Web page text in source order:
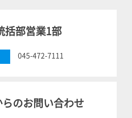
括部営業1部
045-472-7111
のお問い合わせ